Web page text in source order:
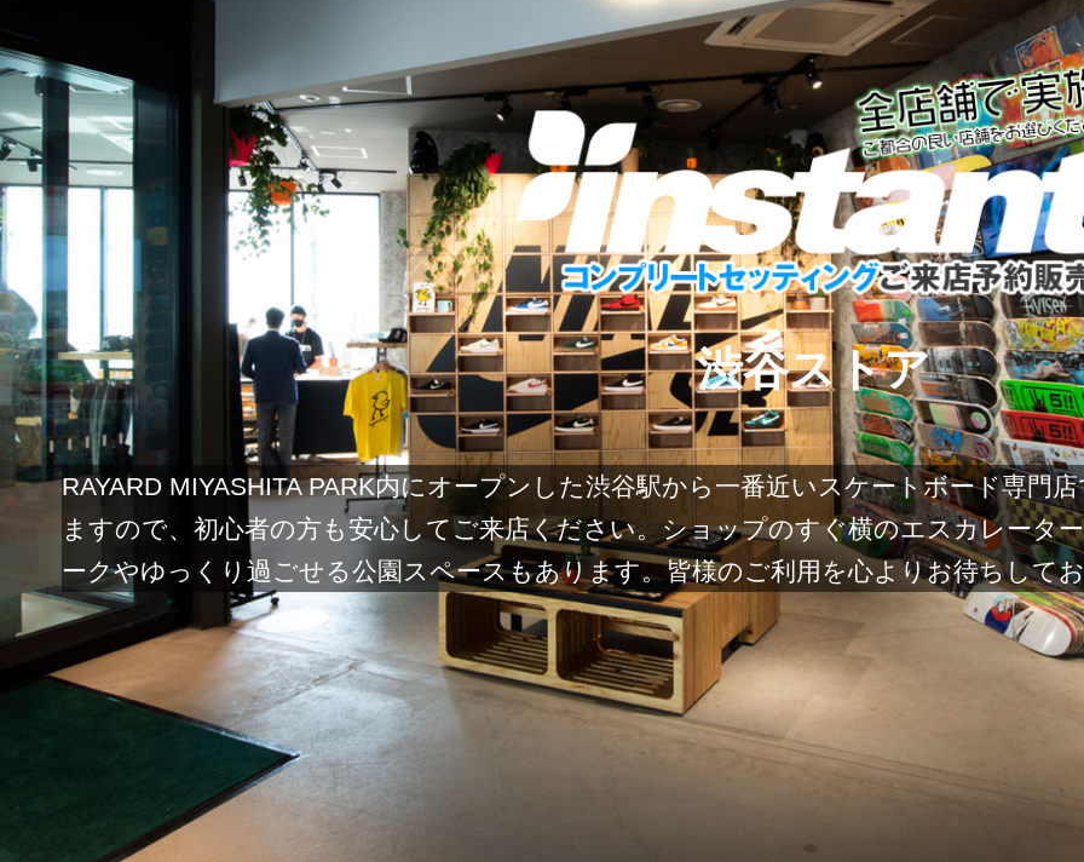
渋谷ストア
RAYARD MIYASHITA PARK内にオープンした渋谷駅から一番近いスケートボード専門
ますので、初心者の方も安心してご来店ください。ショップのすぐ横のエスカレータ
ークやゆっくり過ごせる公園スペースもあります。皆様のご利用を心よりお待ちして